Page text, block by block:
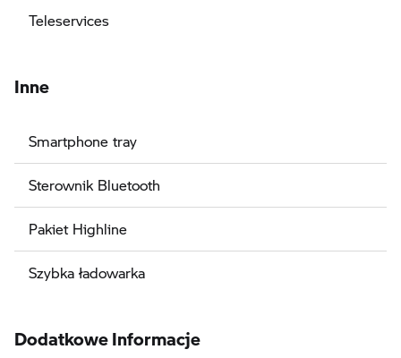
Teleservices
Inne
Smartphone tray
Sterownik Bluetooth
Pakiet Highline
Szybka ładowarka
Dodatkowe Informacje